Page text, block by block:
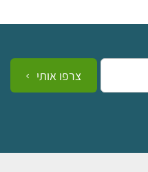
צרפו אותי